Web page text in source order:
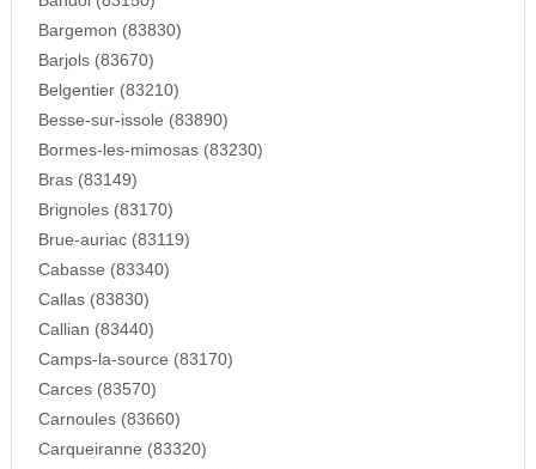
Bargemon (83830)
Barjols (83670)
Belgentier (83210)
Besse-sur-issole (83890)
Bormes-les-mimosas (83230)
Bras (83149)
Brignoles (83170)
Brue-auriac (83119)
Cabasse (83340)
Callas (83830)
Callian (83440)
Camps-la-source (83170)
Carces (83570)
Carnoules (83660)
Carqueiranne (83320)